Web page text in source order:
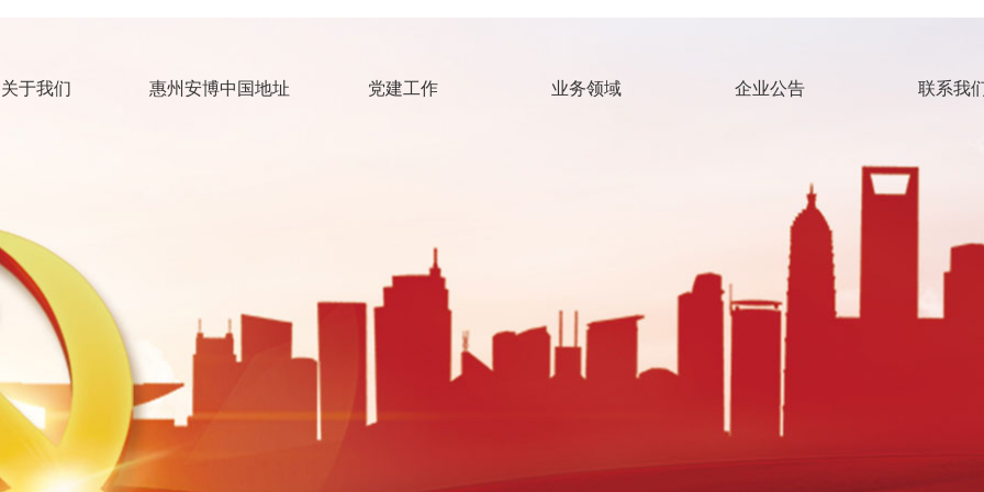
关于我们 惠州安博中国地址 党建工作 业务领域 企业公告 联系我